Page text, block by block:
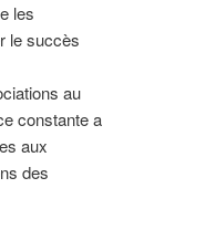
les
le succès
au
constante a
aux
des